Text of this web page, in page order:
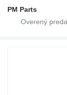
PM Parts